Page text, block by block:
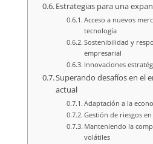
Estrategias para una
Acceso a nuevos
tecnología
Sostenibilidad y
empresarial
Innovaciones
Superando desafíos en el
actual
Adaptación a la
Gestión de riesgos
Manteniendo la
volátiles